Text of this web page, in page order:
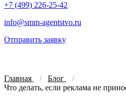
+7 (499) 226-25-42
info@smm-agentstvo.ru
Отправить заявку
Главная
Блог
Что делать, если реклама не